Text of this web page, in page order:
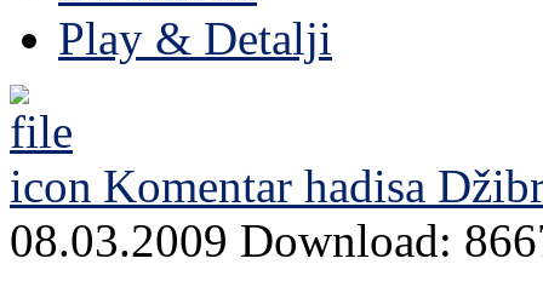
Play & Detalji
Komentar hadisa
08.03.2009 Download: